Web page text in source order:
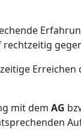
Erreichen
mit dem AG